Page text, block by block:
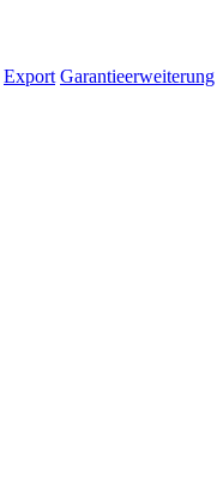
Export Garantieerweiterung